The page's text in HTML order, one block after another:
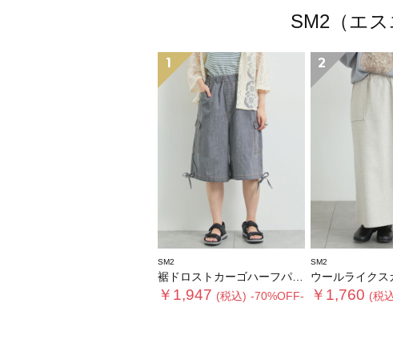
SM2（エ
1
SM2
裾ドロストカーゴハーフパンツ
￥1,947 (税込) -70%OFF-
2
SM2
ウールライクス
￥1,760 (税